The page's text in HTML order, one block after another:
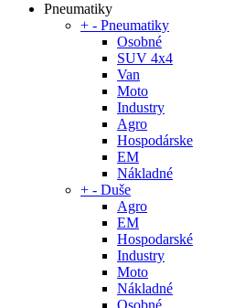
Pneumatiky
+ - Pneumatiky
Osobné
SUV 4x4
Van
Moto
Industry
Agro
Hospodárske
EM
Nákladné
+ - Duše
Agro
EM
Hospodarské
Industry
Moto
Nákladné